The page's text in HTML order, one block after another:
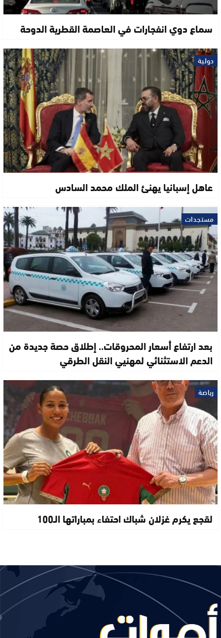
سماع دوي انفجارات في العاصمة القطرية الدوحة
دولية
عاهل إسبانيا يهنئ الملك محمد السادس
مستجدات
بعد ارتفاع أسعار المحروقات.. إطلاق حصة جديدة من
الدعم الاستثنائي لمهنيي النقل الطرقي
رياضة
لقجع يكرم غزلان شباك احتفاء بمباراتها الـ100